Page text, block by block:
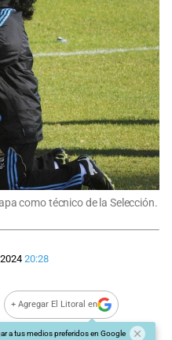
como técnico de la Selección.
20:28
+ Agregar El Litoral en
a tus medios preferidos en Google